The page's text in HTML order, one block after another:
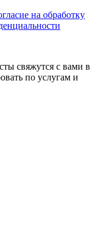
на обработку
свяжутся с вами в
по услугам и